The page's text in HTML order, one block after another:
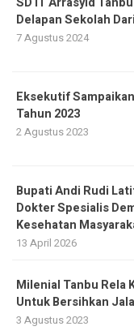
Delapan Sekolah
7 Agustus 2024
Eksekutif
Tahun 2023
2 Agustus 2023
Bupati Andi Rudi
Dokter Spesialis
Kesehatan
13 April 2026
Milenial Tanbu Rela
Untuk Bersihkan
3 Agustus 2023